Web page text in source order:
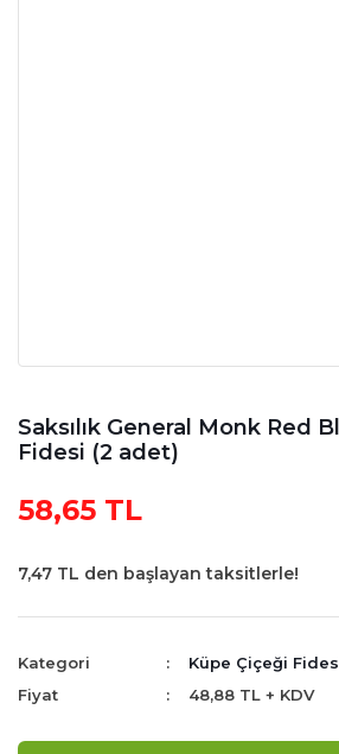
Saksılık General Monk Red
Fidesi (2 adet)
58,65 TL
7,47 TL den başlayan taksitlerle!
Kategori
Küpe Çiçeği
Fiyat
48,88 TL + KDV